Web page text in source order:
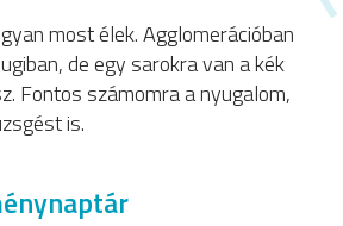
most élek. Agglomerációban
de egy sarokra van a kék
Fontos számomra a nyugalom,
is.